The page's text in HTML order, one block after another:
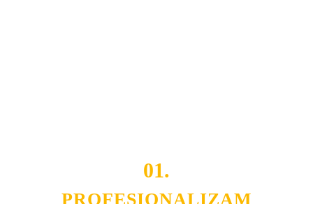
01.
PROFESIONALIZAM